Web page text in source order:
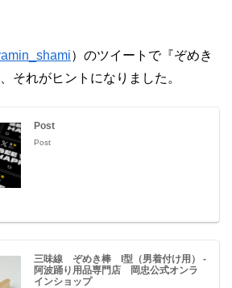
）のツイートで『ぞめき
それがヒントになりました。
Post
Post
三味線 ぞめき棒 I型（男着付け用） -
阿波踊り用品専門店 岡忠公式オンラ
インショップ